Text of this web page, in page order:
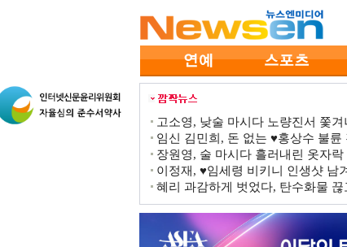
고소영, 낮술 마시다 노량진서 쫓
임신 김민희, 돈 없는 ♥홍상수 불
장원영, 술 마시다 흘러내린 옷자
이정재, ♥임세령 비키니 인생샷
혜리 과감하게 벗었다, 탄수화물 끊